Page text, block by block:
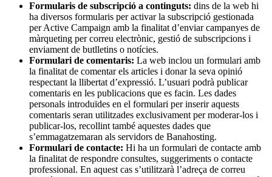
Formularis de subscripció a continguts: dins de la web hi
ha diversos formularis per activar la subscripció gestionada
per Active Campaign amb la finalitat d’enviar campanyes de
màrqueting per correu electrònic, gestió de subscripcions i
enviament de butlletins o notícies.
Formulari de comentaris: La web inclou un formulari amb
la finalitat de comentar els articles i donar la seva opinió
respectant la llibertat d’expressió. L’usuari podrà publicar
comentaris en les publicacions que es facin. Les dades
personals introduïdes en el formulari per inserir aquests
comentaris seran utilitzades exclusivament per moderar-los i
publicar-los, recollint també aquestes dades que
s’emmagatzemaran als servidors de Banahosting.
Formulari de contacte: Hi ha un formulari de contacte amb
la finalitat de respondre consultes, suggeriments o contacte
professional. En aquest cas s’utilitzarà l’adreça de correu